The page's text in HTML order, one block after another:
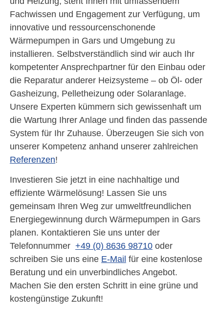
Fachwissen und Engagement zur Verfügung, um
innovative und ressourcenschonende
Wärmepumpen in Gars und Umgebung zu
installieren. Selbstverständlich sind wir auch Ihr
kompetenter Ansprechpartner für den Einbau oder
die Reparatur anderer Heizsysteme – ob Öl- oder
Gasheizung, Pelletheizung oder Solaranlage.
Unsere Experten kümmern sich gewissenhaft um
die Wartung Ihrer Anlage und finden das passende
System für Ihr Zuhause. Überzeugen Sie sich von
unserer Kompetenz anhand unserer zahlreichen
Referenzen!
Investieren Sie jetzt in eine nachhaltige und
effiziente Wärmelösung! Lassen Sie uns
gemeinsam Ihren Weg zur umweltfreundlichen
Energiegewinnung durch Wärmepumpen in Gars
planen. Kontaktieren Sie uns unter der
Telefonnummer +49 (0) 8636 98710 oder
schreiben Sie uns eine E-Mail für eine kostenlose
Beratung und ein unverbindliches Angebot.
Machen Sie den ersten Schritt in eine grüne und
kostengünstige Zukunft!